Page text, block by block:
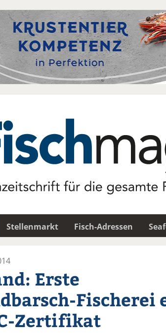
Stellenmarkt Fisch-Adressen
Erste
Fischerei
Zertifikat